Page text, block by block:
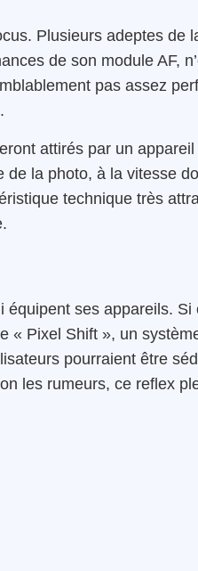
Plusieurs adeptes de
de son module AF,
pas assez
attirés par un appareil
de la photo, à la vitesse
technique très
ses appareils. Si
« Pixel Shift », un
pourraient être
les rumeurs, ce reflex